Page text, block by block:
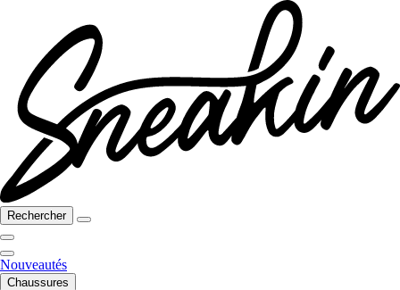
Rechercher
Nouveautés
Chaussures